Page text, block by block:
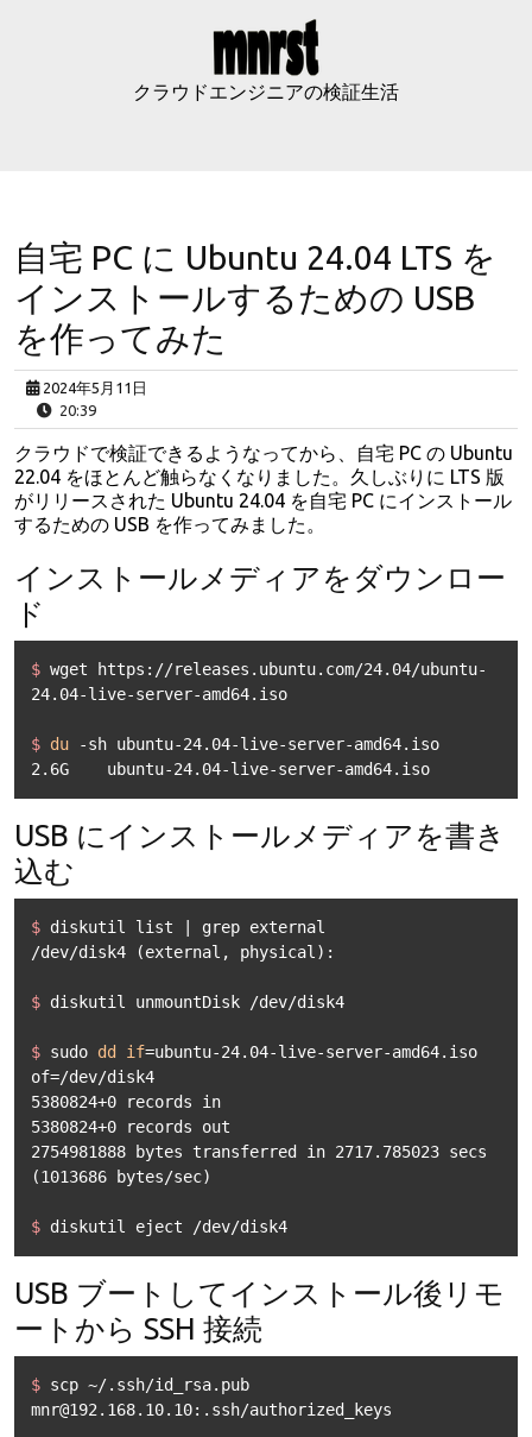
クラウドエンジニアの検証生活
自宅 PC に Ubuntu 24.04 LTS を
インストールするための USB
を作ってみた
2024年5月11日
20:39
クラウドで検証できるようなってから、自宅 PC の Ubuntu
22.04 をほとんど触らなくなりました。久しぶりに LTS 版
がリリースされた Ubuntu 24.04 を自宅 PC にインストール
するための USB を作ってみました。
インストールメディアをダウンロー
ド
$ wget https://releases.ubuntu.com/24.04/ubuntu-
24.04-live-server-amd64.iso
$ du -sh ubuntu-24.04-live-server-amd64.iso
2.6G    ubuntu-24.04-live-server-amd64.iso
USB にインストールメディアを書き
込む
$ diskutil list | grep external
$ diskutil unmountDisk /dev/disk4
$ sudo dd if=ubuntu-24.04-live-server-amd64.iso
of=/dev/disk4
5380824+0 records in
5380824+0 records out
2754981888 bytes transferred in 2717.785023 secs
$ diskutil eject /dev/disk4
USB ブートしてインストール後リモ
ートから SSH 接続
$ scp ~/.ssh/id_rsa.pub
mnr@192.168.10.10:.ssh/authorized_keys